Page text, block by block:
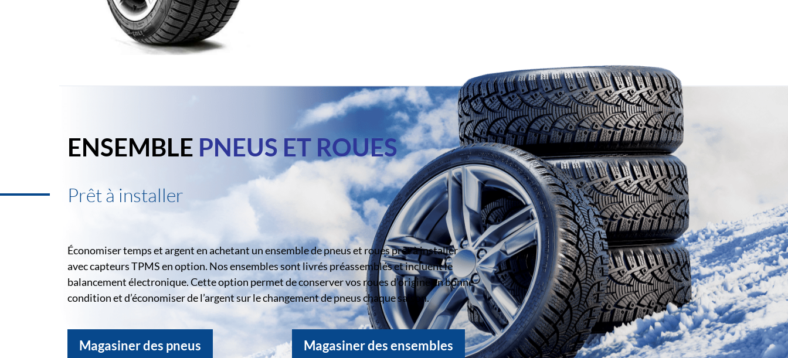
ENSEMBLE PNEUS ET ROUES
Prêt à installer
Économiser temps et argent en achetant un ensemble de pneus et roues prêt à installer
avec capteurs TPMS en option. Nos ensembles sont livrés préassemblés et incluent le
balancement électronique. Cette option permet de conserver vos roues d’origine en bonne
condition et d’économiser de l’argent sur le changement de pneus chaque saison.
Magasiner des pneus Magasiner des ensembles